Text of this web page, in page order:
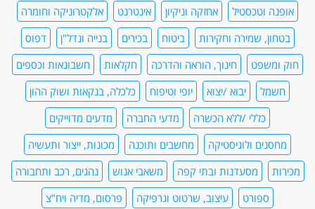
אופנה וטכסטיל
אחזקה וניקיון אינטרנט
אלקטרוניקה וחומרה
בטחון, שמירה וחקירות
ביטוח בכירים בנייה ונדל"ן
דפוס
חוק ומשפט
חינוך, הוראה והדרכה חקלאות
חשבונאות וכספים
חשמל
יבוא /יצוא יופי וטיפוח
כלכלה, בנקאות ושוק ההון
כללי /ללא הכשרה
מדעי החברה
מדעים מדוייקים
מחסנים ולוגיסטיקה
מחשבים ותוכנה
מכונות, ייצור ותעשיה
מכירות
מסעדנות ובתי קפה משאבי אנוש
נהגים, רכב ותחבורה
ספורט
עיצוב, שרטוט וגרפיקה
פרסום, מדיה ויח"צ